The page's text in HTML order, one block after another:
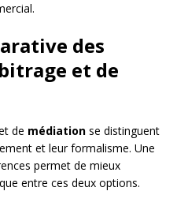
des
et de
de médiation se distinguent
et leur formalisme. Une
permet de mieux
entre ces deux options.